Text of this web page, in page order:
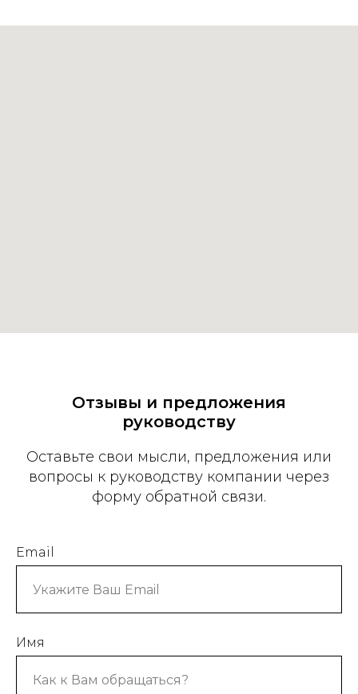
Отзывы и предложения
руководству
Оставьте свои мысли, предложения или
вопросы к руководству компании через
форму обратной связи.
Email
Имя